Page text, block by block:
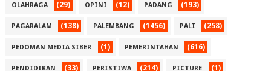
OLAHRAGA (29) OPINI (12) PADANG (193)
PAGARALAM (138) PALEMBANG (1456) PALI (258)
PEDOMAN MEDIA SIBER (1) PEMERINTAHAN (616)
PENDIDIKAN (33) PERISTIWA (214) PICTURE (1)